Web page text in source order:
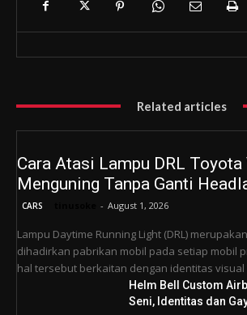
Related articles
Cara Atasi Lampu DRL
Menguning Tanpa Ganti
CARS - August 1, 2026
Lampu Daytime Running Light (DRL)
dihadirkan pabrikan mobil pada setiap mobil
hal tersebut berkaitan dengan identitas visual
Helm Bell Custom
Seni, Identitas dan